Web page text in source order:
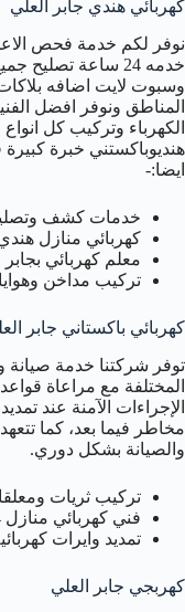
كهربائي هندي جابر العلي
نوفر لكم خدمة فحص
خدمه 24 ساعة
المناطق ونوفر افضل
الكهرباء وتركيب كل
هنديوباكستني خبرة
ايضا:-
خدمات كشف
كهربائي منازل
معلم كهربائي بجابر
تركيب مداخن
كهربائي باكستاني جابر
توفر شركتنا خدمة صيانة
المختلفة مع مراعاة
الإجراءات الآمنة عند
مخاطر فيما بعد، كما
والصيانة بشكل دوري.
تركيب ثريات
فني كهربائي منازل 24 ساعة.
تمديد وايرات
كهربجي جابر العلي